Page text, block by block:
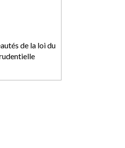
de la loi du